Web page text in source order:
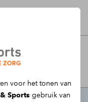
voor het tonen van
Sports gebruik van
&